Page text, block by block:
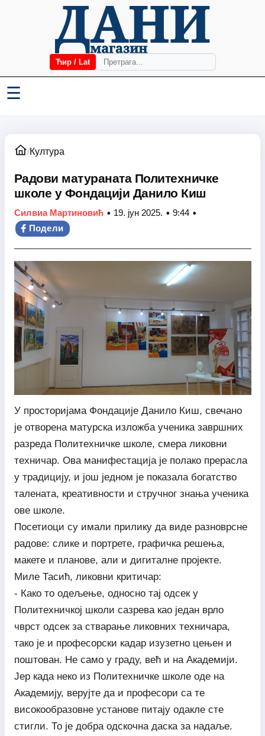
Ћир / Lat
☰
/Култура
Радови матураната Политехничке
школе у Фондацији Данило Киш
Силвиа Мартиновић • 19. јун 2025. • 9:44 •
Подели
У просторијама Фондације Данило Киш, свечано
је отворена матурска изложба ученика завршних
разреда Политехничке школе, смера ликовни
техничар. Ова манифестација је полако прерасла
у традицију, и још једном је показала богатство
талената, креативности и стручног знања ученика
ове школе.
Посетиоци су имали прилику да виде разноврсне
радове: слике и портрете, графичка решења,
макете и планове, али и дигиталне пројекте.
Миле Тасић, ликовни критичар:
- Како то одељење, односно тај одсек у
Политехничкој школи сазрева као један врло
чврст одсек за стварање ликовних техничара,
тако је и професорски кадар изузетно цењен и
поштован. Не само у граду, већ и на Академији.
Јер када неко из Политехничке школе оде на
Академију, верујте да и професори са те
високообразовне установе питају одакле сте
стигли. То је добра одскочна даска за надаље.